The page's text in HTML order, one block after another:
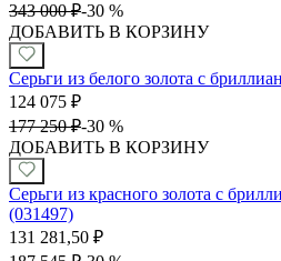
343 000 ₽-30 %
ДОБАВИТЬ В КОРЗИНУ
Серьги из белого золота с
124 075 ₽
177 250 ₽-30 %
ДОБАВИТЬ В КОРЗИНУ
Серьги из красного золота с
(031497)
131 281,50 ₽